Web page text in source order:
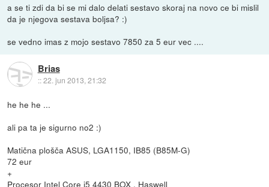
a se ti zdi da bi se mi dalo delati sestavo skoraj na novo ce bi mislil
da je njegova sestava boljsa? :)
se vedno imas z mojo sestavo 7850 za 5 eur vec ....
Brias
::22. jun 2013, 21:32
he he he ...
ali pa ta je sigurno no2 :)
Matična plošča ASUS, LGA1150, IB85 (B85M-G)
72 eur
+
Procesor Intel Core i5 4430 BOX , Haswell